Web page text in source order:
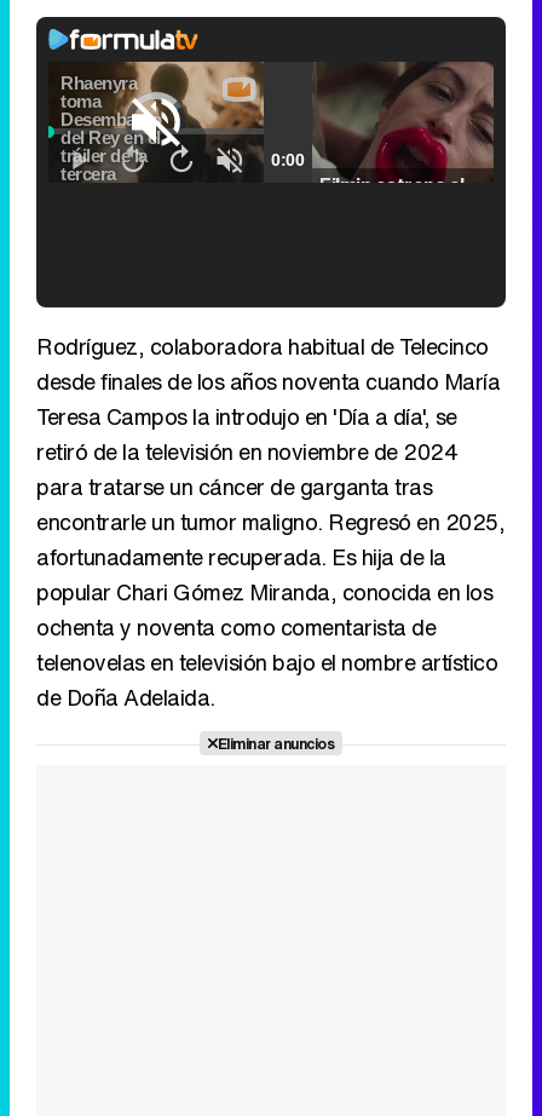
Video
Player
is
loading.
Pause
Seek
back
Seek
Unmute Current
0:00 / Duration
2:24
Loaded:
0.00%
Remaining
2:24
Fullscreen
Tráiler en catalán de 'Ravalear', la nueva serie de HBO Max sobre los fondos buitre
Tráiler de la tercera temporada de 'The Walking Dead: Dead City' de AMC+
Rodríguez, colaboradora habitual de Telecinco
desde finales de los años noventa cuando María
Teresa Campos la introdujo en 'Día a día', se
retiró de la televisión en noviembre de 2024
para tratarse un cáncer de garganta tras
encontrarle un tumor maligno. Regresó en 2025,
afortunadamente recuperada. Es hija de la
popular Chari Gómez Miranda, conocida en los
ochenta y noventa como comentarista de
telenovelas en televisión bajo el nombre artístico
de Doña Adelaida.
Eliminar anuncios